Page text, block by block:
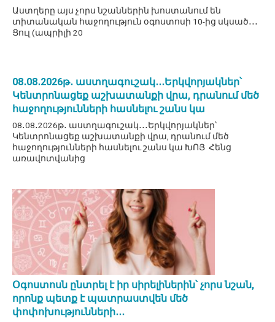
Աստղերը այս չորս նշաններին խոստանում են
տիտանական հաջողություն օգոստոսի 10-ից սկսած․․․
Ցուլ (ապրիլի 20
08․08․2026թ․ աստղագուշակ․․․Երկվորյակներ՝
Կենտրոնացեք աշխատանքի վրա, դրանում մեծ
հաջողությունների հասնելու շանս կա
08․08․2026թ․ աստղագուշակ․․․Երկվորյակներ՝
Կենտրոնացեք աշխատանքի վրա, դրանում մեծ
հաջողությունների հասնելու շանս կա ԽՈՅ Հենց
առավոտվանից
Օգոստոսն ընտրել է իր սիրելիներին՝ չորս նշան,
որոնք պետք է պատրաստվեն մեծ
փոփոխությունների․․․